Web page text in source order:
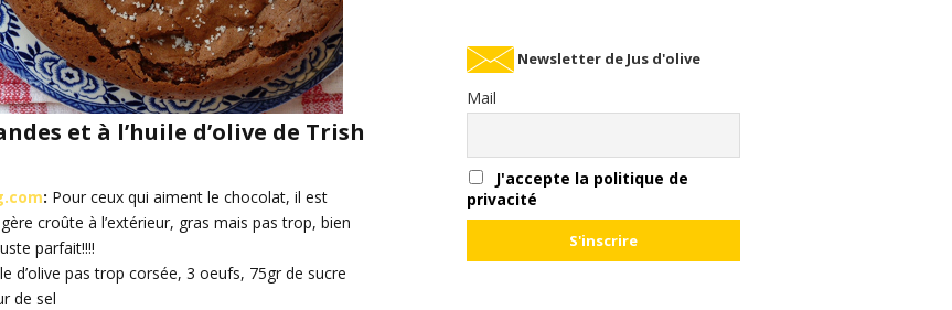
et à l’huile d’olive de Trish
: Pour ceux qui aiment le chocolat, il est
croûte à l’extérieur, gras mais pas trop, bien
parfait!!!!
d’olive pas trop corsée, 3 oeufs, 75gr de sucre
de sel
Newsletter de Jus d'olive
Mail
J'accepte la politique de
privacité